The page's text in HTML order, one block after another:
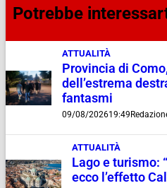
Potrebbe
ATTUALITÀ
Provincia di
dell’estrema
fantasmi
09/08/202619:49
ATTUALITÀ
Lago e turismo:
ecco l’effetto